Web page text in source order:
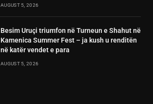
AUGUST 5, 2026
Besim Uruçi triumfon në Turneun e Shahut në
Kamenica Summer Fest – ja kush u renditën
në katër vendet e para
AUGUST 5, 2026